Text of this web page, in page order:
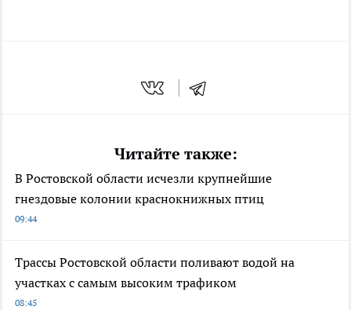
Читайте также:
В Ростовской области исчезли крупнейшие
гнездовые колонии краснокнижных птиц
09:44
Трассы Ростовской области поливают водой на
участках с самым высоким трафиком
08:45